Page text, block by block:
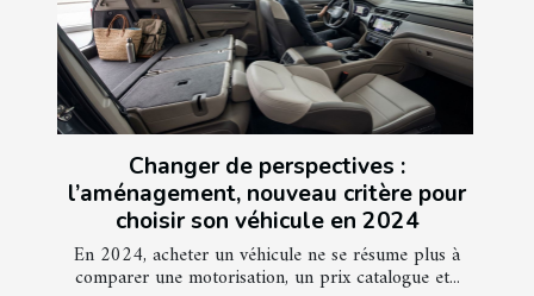
Changer de perspectives :
l’aménagement, nouveau critère pour
choisir son véhicule en 2024
En 2024, acheter un véhicule ne se résume plus à
comparer une motorisation, un prix catalogue et...